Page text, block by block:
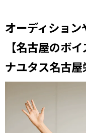
オーディション
【名古屋のボ
ナユタス名古屋